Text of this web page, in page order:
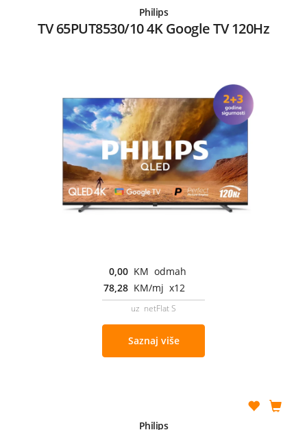
Philips
TV 65PUT8530/10 4K Google TV 120Hz
0,00 KM odmah
78,28 KM/mj x12
uz netFlat S
Saznaj više
Philips